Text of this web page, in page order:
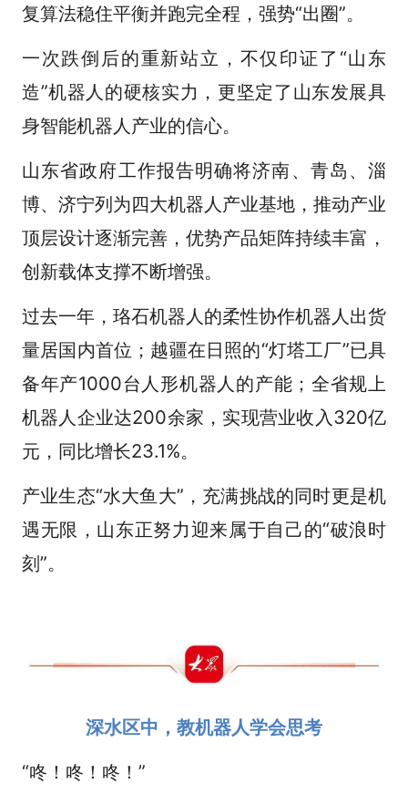
复算法稳住平衡并跑完全程，强势“出圈”。
一次跌倒后的重新站立，不仅印证了“山东
造”机器人的硬核实力，更坚定了山东发展具
身智能机器人产业的信心。
山东省政府工作报告明确将济南、青岛、淄
博、济宁列为四大机器人产业基地，推动产业
顶层设计逐渐完善，优势产品矩阵持续丰富，
创新载体支撑不断增强。
过去一年，珞石机器人的柔性协作机器人出货
量居国内首位；越疆在日照的“灯塔工厂”已具
备年产1000台人形机器人的产能；全省规上
机器人企业达200余家，实现营业收入320亿
元，同比增长23.1%。
产业生态“水大鱼大”，充满挑战的同时更是机
遇无限，山东正努力迎来属于自己的“破浪时
刻”。
深水区中，教机器人学会思考
“咚！咚！咚！”